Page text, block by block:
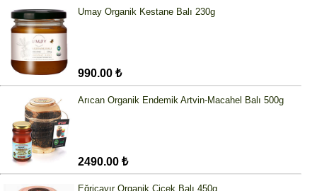
Umay Organik Kestane Balı 230g
990.00 ₺
Arıcan Organik Endemik Artvin-Macahel Balı 500g
2490.00 ₺
Eğriçayır Organik Çiçek Balı 450g